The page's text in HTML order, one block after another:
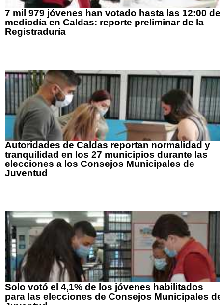
7 mil 979 jóvenes han votado hasta las 12:00
mediodía en Caldas: reporte preliminar de la
Registraduría
Autoridades de Caldas reportan normalidad y
tranquilidad en los 27 municipios durante las
elecciones a los Consejos Municipales de
Juventud
Solo votó el 4,1% de los jóvenes habilitados
para las elecciones de Consejos Municipales